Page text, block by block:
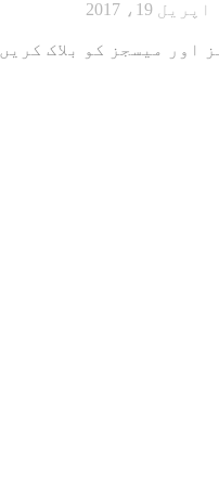
اپریل 19، 2017
اور میسجز کو بلاک کریں